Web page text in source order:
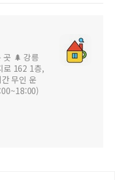
곳 🌲 강릉
로 162 1층,
무인 운